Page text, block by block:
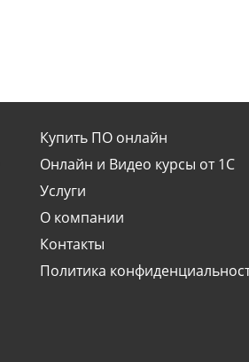
Купить ПО онлайн
Онлайн и Видео курсы от 1С
Услуги
О компании
Контакты
Политика